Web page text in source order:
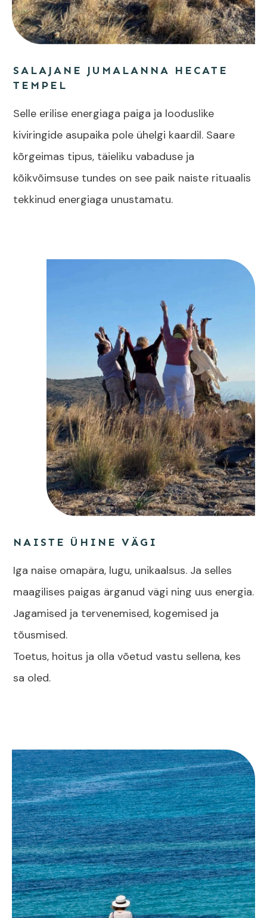
SALAJANE JUMALANNA HECATE
TEMPEL
Selle erilise energiaga paiga ja looduslike
kiviringide asupaika pole ühelgi kaardil. Saare
kõrgeimas tipus, täieliku vabaduse ja
kõikvõimsuse tundes on see paik naiste rituaalis
tekkinud energiaga unustamatu.
NAISTE ÜHINE VÄGI
Iga naise omapära, lugu, unikaalsus. Ja selles
maagilises paigas ärganud vägi ning uus energia.
Jagamised ja tervenemised, kogemised ja
tõusmised.
Toetus, hoitus ja olla võetud vastu sellena, kes
sa oled.